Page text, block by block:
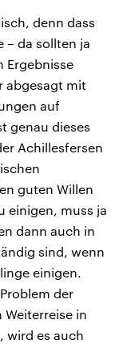
denn dass
– da sollten ja
Ergebnisse
abgesagt mit
auf
genau dieses
Achillesfersen
guten Willen
einigen, muss ja
dann auch in
sind, wenn
einigen.
der
in
wird es auch